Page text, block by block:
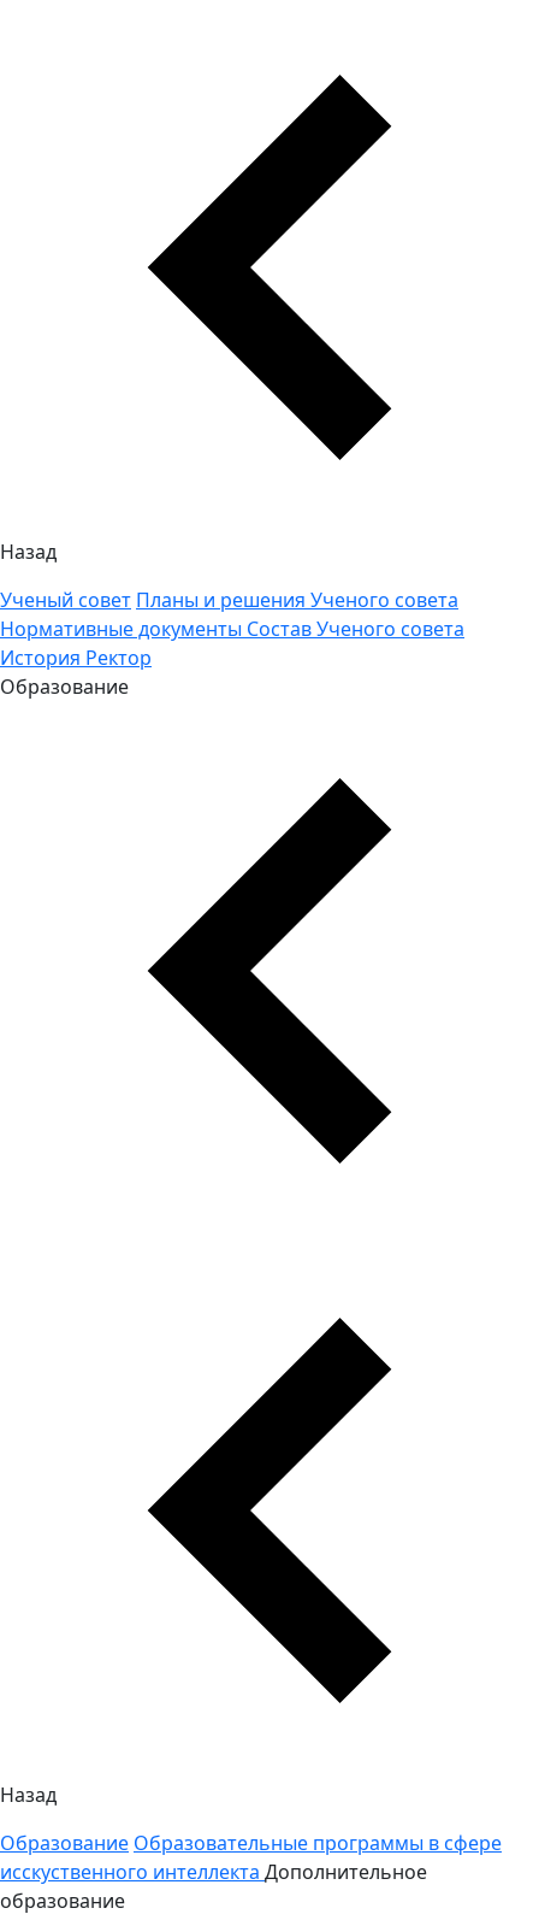
Назад
Ученый совет Планы и решения Ученого совета
Нормативные документы Состав Ученого совета
История Ректор
Образование
Назад
Образование Образовательные программы в сфере
исскуственного интеллекта Дополнительное
образование